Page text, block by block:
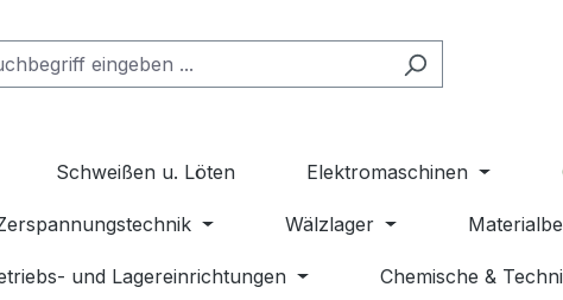
Schweißen u. Löten Elektromaschinen
Wälzlager
und Lagereinrichtungen Chemische &